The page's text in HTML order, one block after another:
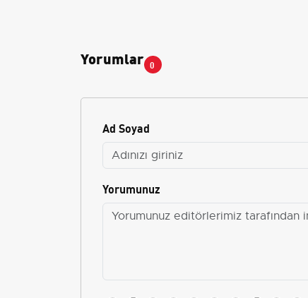
Yorumlar 0
Ad Soyad
Yorumunuz